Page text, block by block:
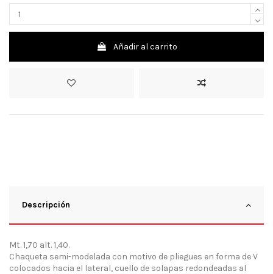
Añadir al carrito
Descripción
Mt. 1,70 alt. 1,40.
Chaqueta semi-modelada con motivo de pliegues en forma de V
colocados hacia el lateral, cuello de solapas redondeadas al